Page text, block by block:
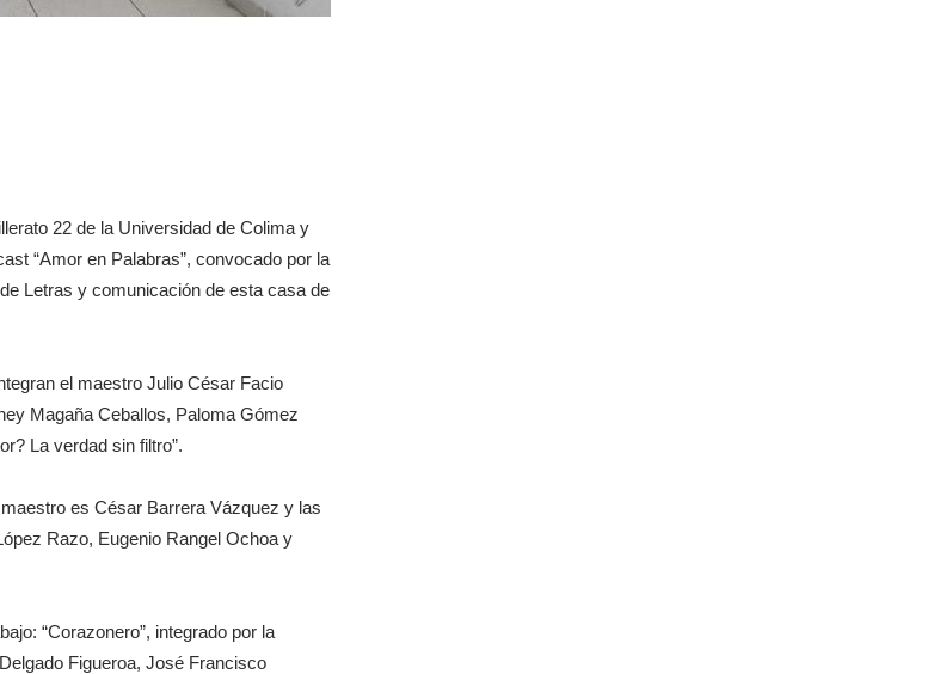
22 de la Universidad de Colima y
“Amor en Palabras”, convocado por la
Letras y comunicación de esta casa de
el maestro Julio César Facio
Magaña Ceballos, Paloma Gómez
La verdad sin filtro”.
es César Barrera Vázquez y las
Razo, Eugenio Rangel Ochoa y
“Corazonero”, integrado por la
Figueroa, José Francisco